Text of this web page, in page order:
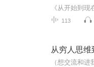
113